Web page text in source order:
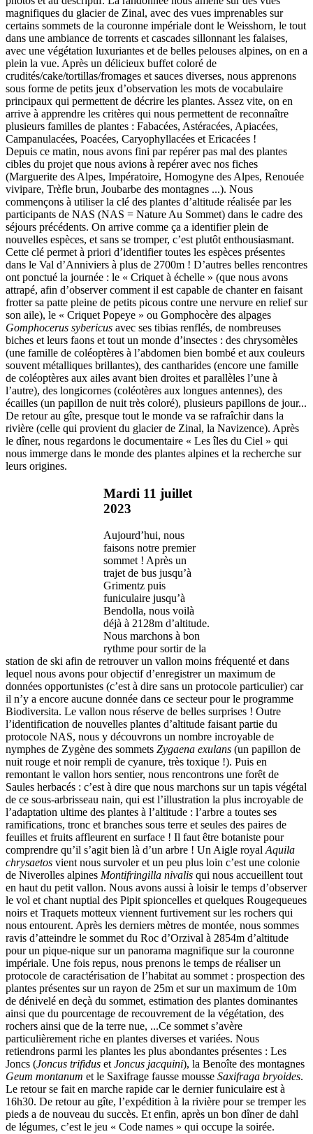
magnifiques du glacier de Zinal, avec des vues imprenables sur
certains sommets de la couronne impériale dont le Weisshorn, le tout
dans une ambiance de torrents et cascades sillonnant les falaises,
avec une végétation luxuriantes et de belles pelouses alpines, on en a
plein la vue. Après un délicieux buffet coloré de
crudités/cake/tortillas/fromages et sauces diverses, nous apprenons
sous forme de petits jeux d’observation les mots de vocabulaire
principaux qui permettent de décrire les plantes. Assez vite, on en
arrive à apprendre les critères qui nous permettent de reconnaître
plusieurs familles de plantes : Fabacées, Astéracées, Apiacées,
Campanulacées, Poacées, Caryophyllacées et Ericacées !
Depuis ce matin, nous avons fini par repérer pas mal des plantes
cibles du projet que nous avions à repérer avec nos fiches
(Marguerite des Alpes, Impératoire, Homogyne des Alpes, Renouée
vivipare, Trèfle brun, Joubarbe des montagnes ...). Nous
commençons à utiliser la clé des plantes d’altitude réalisée par les
participants de NAS (NAS = Nature Au Sommet) dans le cadre des
séjours précédents. On arrive comme ça a identifier plein de
nouvelles espèces, et sans se tromper, c’est plutôt enthousiasmant.
Cette clé permet à priori d’identifier toutes les espèces présentes
dans le Val d’Anniviers à plus de 2700m ! D’autres belles rencontres
ont ponctué la journée : le « Criquet à échelle » (que nous avons
attrapé, afin d’observer comment il est capable de chanter en faisant
frotter sa patte pleine de petits picous contre une nervure en relief sur
son aile), le « Criquet Popeye » ou Gomphocère des alpages
Gomphocerus sybericus avec ses tibias renflés, de nombreuses
biches et leurs faons et tout un monde d’insectes : des chrysomèles
(une famille de coléoptères à l’abdomen bien bombé et aux couleurs
souvent métalliques brillantes), des cantharides (encore une famille
de coléoptères aux ailes avant bien droites et parallèles l’une à
l’autre), des longicornes (coléotères aux longues antennes), des
écailles (un papillon de nuit très coloré), plusieurs papillons de jour...
De retour au gîte, presque tout le monde va se rafraîchir dans la
rivière (celle qui provient du glacier de Zinal, la Navizence). Après
le dîner, nous regardons le documentaire « Les îles du Ciel » qui
nous immerge dans le monde des plantes alpines et la recherche sur
leurs origines.
Mardi 11 juillet
2023
Aujourd’hui, nous
faisons notre premier
sommet ! Après un
trajet de bus jusqu’à
Grimentz puis
funiculaire jusqu’à
Bendolla, nous voilà
déjà à 2128m d’altitude.
Nous marchons à bon
rythme pour sortir de la
station de ski afin de retrouver un vallon moins fréquenté et dans
lequel nous avons pour objectif d’enregistrer un maximum de
données opportunistes (c’est à dire sans un protocole particulier) car
il n’y a encore aucune donnée dans ce secteur pour le programme
Biodiversita. Le vallon nous réserve de belles surprises ! Outre
l’identification de nouvelles plantes d’altitude faisant partie du
protocole NAS, nous y découvrons un nombre incroyable de
nymphes de Zygène des sommets Zygaena exulans (un papillon de
nuit rouge et noir rempli de cyanure, très toxique !). Puis en
remontant le vallon hors sentier, nous rencontrons une forêt de
Saules herbacés : c’est à dire que nous marchons sur un tapis végétal
de ce sous-arbrisseau nain, qui est l’illustration la plus incroyable de
l’adaptation ultime des plantes à l’altitude : l’arbre a toutes ses
ramifications, tronc et branches sous terre et seules des paires de
feuilles et fruits affleurent en surface ! Il faut être botaniste pour
comprendre qu’il s’agit bien là d’un arbre ! Un Aigle royal Aquila
chrysaetos vient nous survoler et un peu plus loin c’est une colonie
de Niverolles alpines Montifringilla nivalis qui nous accueillent tout
en haut du petit vallon. Nous avons aussi à loisir le temps d’observer
le vol et chant nuptial des Pipit spioncelles et quelques Rougequeues
noirs et Traquets motteux viennent furtivement sur les rochers qui
nous entourent. Après les derniers mètres de montée, nous sommes
ravis d’atteindre le sommet du Roc d’Orzival à 2854m d’altitude
pour un pique-nique sur un panorama magnifique sur la couronne
impériale. Une fois repus, nous prenons le temps de réaliser un
protocole de caractérisation de l’habitat au sommet : prospection des
plantes présentes sur un rayon de 25m et sur un maximum de 10m
de dénivelé en deçà du sommet, estimation des plantes dominantes
ainsi que du pourcentage de recouvrement de la végétation, des
rochers ainsi que de la terre nue, ...Ce sommet s’avère
particulièrement riche en plantes diverses et variées. Nous
retiendrons parmi les plantes les plus abondantes présentes : Les
Joncs (Joncus trifidus et Joncus jacquini), la Benoîte des montagnes
Geum montanum et le Saxifrage fausse mousse Saxifraga bryoides.
Le retour se fait en marche rapide car le dernier funiculaire est à
16h30. De retour au gîte, l’expédition à la rivière pour se tremper les
pieds a de nouveau du succès. Et enfin, après un bon dîner de dahl
de légumes, c’est le jeu « Code names » qui occupe la soirée.